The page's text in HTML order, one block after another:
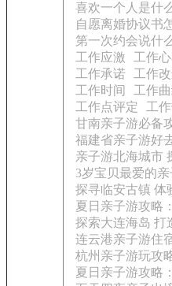
喜欢一个人是什
自愿离婚协议书
第一次约会说什
工作应激
工作
工作承诺
工作
工作时间
工作
工作点评定
工
甘南亲子游必备
福建省亲子游好
亲子游北海城市
3岁宝贝最爱的
探寻临安古镇 体
夏日亲子游攻略
探索大连海岛 打
连云港亲子游住
杭州亲子游玩攻
夏日亲子游攻略